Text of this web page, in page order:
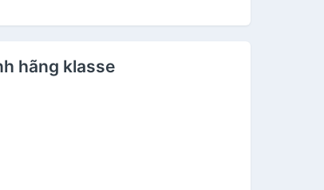
hãng klasse